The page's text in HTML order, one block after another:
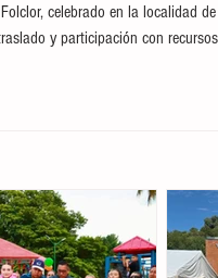
celebrado en la localidad
y participación con